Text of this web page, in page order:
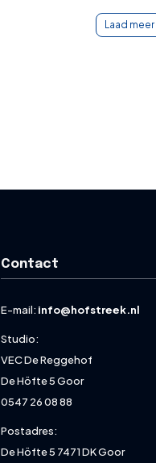
Laad meer
Contact
E-mail: info@hofstreek.nl
Studio:
VEC De Reggehof
De Höfte 5 Goor
0547 26 08 88
Postadres:
De Höfte 5 7471 DK Goor